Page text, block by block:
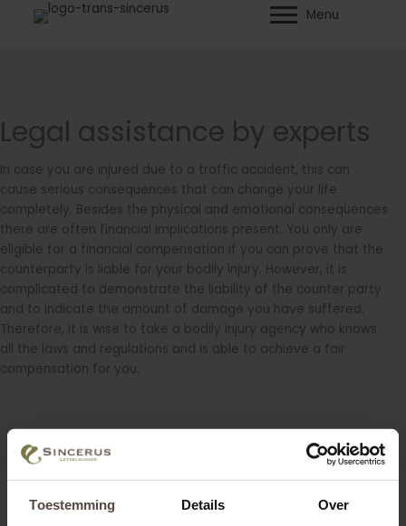
Toestemming Details Over
Menu
Legal assistance by experts
In case you are injured due to a traffic accident, this can
cause serious consequences that can change your life
completely. Besides the physical and emotional consequences
there are often financial implications present. You only are
eligible for a financial compensation if you can prove that the
counterparty is liable for your bodily injury. However, it is
complicated to demonstrate the liability of the counter party
and to indicate the amount of damage you have suffered.
Therefore, it is wise to take a bodily injury agency who knows
all the laws and regulations and is able to achieve a fair
compensation for you.